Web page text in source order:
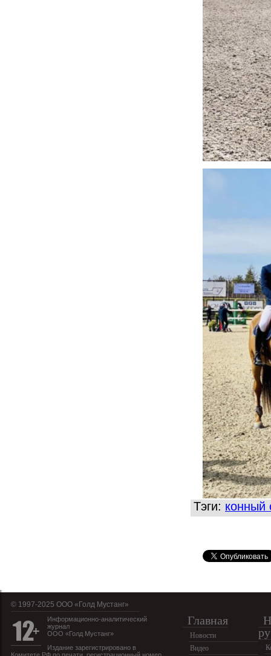
Тэги: конный
© 1997-2025 OOO «Голд Мустанг»
Информационно-аналитический
журнал
ООО «Голд Мустанг»
Издание зарегистрировано в
Главная
Новости
Видео